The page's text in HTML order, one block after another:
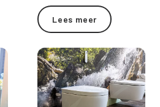
tafel met een spelbord in
het midden?
Lees meer